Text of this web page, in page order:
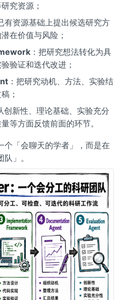
究资源；
有资源基础上提出候选研究方
在价值与风险；
：把研究想法转化为具
验证和迭代改进；
：把研究动机、方法、实验结
；
创新性、理论基础、实验充分
等方面反馈前面的环节。
个「会聊天的学者」，而是在
」。